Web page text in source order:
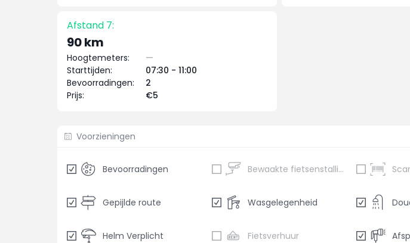
Afstand 7:
90 km
Hoogtemeters:
—
Starttijden:
07:30 - 11:00
Bevoorradingen:
2
Prijs:
€5
Voorzieningen
Bevoorradingen Bewaakte fietsenstalling
Gepijlde route Wasgelegenheid
Helm Verplicht Fietsverhuur